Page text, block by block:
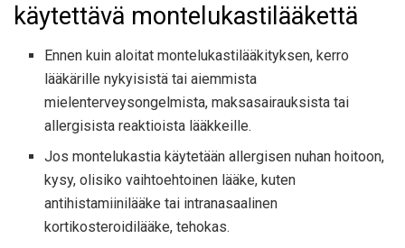
käytettävä montelukastilääkettä
Ennen kuin aloitat montelukastilääkityksen, kerro
lääkärille nykyisistä tai aiemmista
mielenterveysongelmista, maksasairauksista tai
allergisista reaktioista lääkkeille.
Jos montelukastia käytetään allergisen nuhan hoitoon,
kysy, olisiko vaihtoehtoinen lääke, kuten
antihistamiinilääke tai intranasaalinen
kortikosteroidilääke, tehokas.